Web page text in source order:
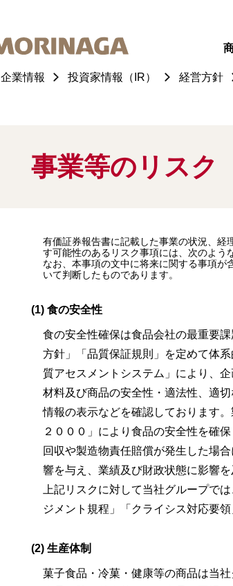
企業情報 投資家情報（IR） 経営方針
事業等のリスク
有価証券報告書に記載した事業の状況、経
す可能性のあるリスク事項には、次のよう
なお、本事項の文中に将来に関する事項
いて判断したものであります。
(1) 食の安全性
食の安全性確保は食品会社の最重要
方針」「品質保証規則」を定めて体
質アセスメントシステム」により、
材料及び商品の安全性・適法性、適
情報の表示などを確認しております
２０００」により食品の安全性を確
回収や製造物責任賠償が発生した場
響を与え、業績及び財政状態に影響を
上記リスクに対して当社グループで
ジメント規程」「クライシス対応要
(2) 生産体制
菓子食品・冷菓・健康等の商品は当